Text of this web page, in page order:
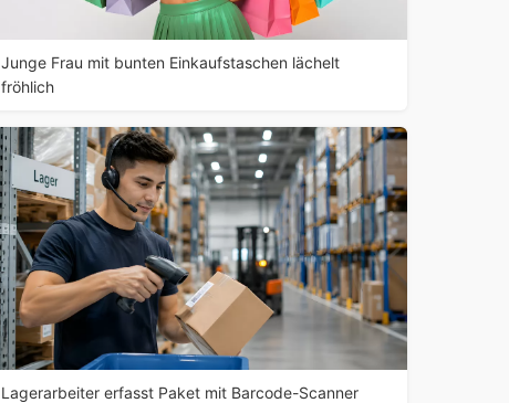
Junge Frau mit bunten Einkaufstaschen lächelt
fröhlich
Lagerarbeiter erfasst Paket mit Barcode-Scanner